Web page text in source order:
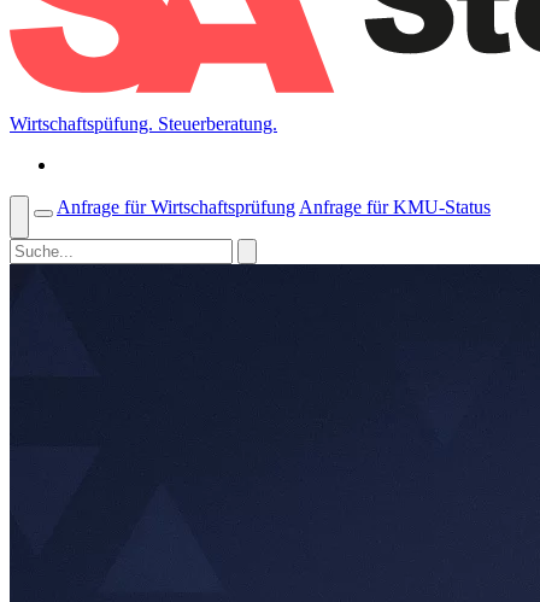
Wirtschaftspüfung. Steuerberatung.
Anfrage für Wirtschaftsprüfung Anfrage für KMU-Status